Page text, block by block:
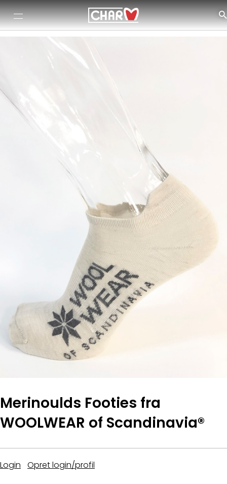
Merinoulds Footies fra
WOOLWEAR of Scandinavia®
Login Opret login/profil